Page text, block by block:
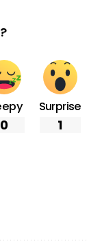
0
Surprise
1